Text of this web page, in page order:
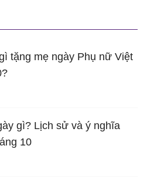
tặng mẹ ngày Phụ nữ Việt
gì? Lịch sử và ý nghĩa
10